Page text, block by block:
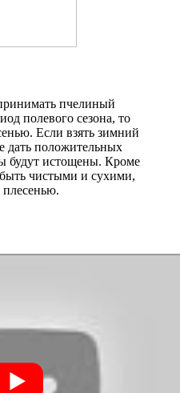
пчелиный
полевого сезона, то
Если взять зимний
дать положительных
будут истощены. Кроме
чистыми и сухими,
плесенью.